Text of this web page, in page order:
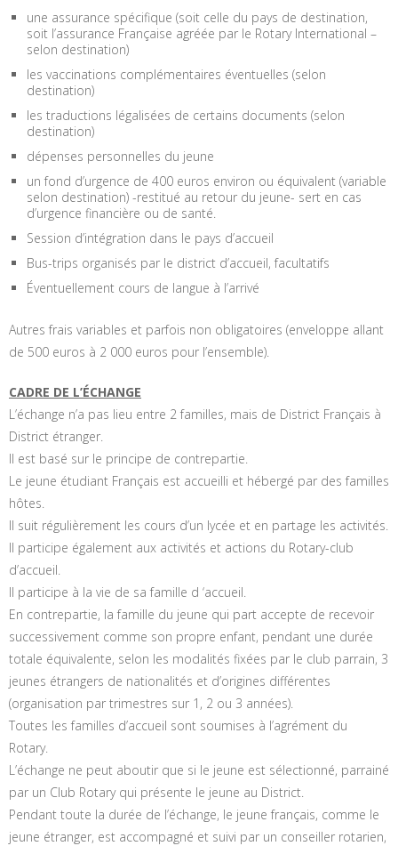
une assurance spécifique (soit celle du pays de destination,
soit l’assurance Française agréée par le Rotary International –
selon destination)
les vaccinations complémentaires éventuelles (selon
destination)
les traductions légalisées de certains documents (selon
destination)
dépenses personnelles du jeune
un fond d’urgence de 400 euros environ ou équivalent (variable
selon destination) -restitué au retour du jeune- sert en cas
d’urgence financière ou de santé.
Session d’intégration dans le pays d’accueil
Bus-trips organisés par le district d’accueil, facultatifs
Éventuellement cours de langue à l’arrivé
Autres frais variables et parfois non obligatoires (enveloppe allant
de 500 euros à 2 000 euros pour l’ensemble).
CADRE DE L’ÉCHANGE
L’échange n’a pas lieu entre 2 familles, mais de District Français à
District étranger.
Il est basé sur le principe de contrepartie.
Le jeune étudiant Français est accueilli et hébergé par des familles
hôtes.
Il suit régulièrement les cours d’un lycée et en partage les activités.
Il participe également aux activités et actions du Rotary-club
d’accueil.
Il participe à la vie de sa famille d ‘accueil.
En contrepartie, la famille du jeune qui part accepte de recevoir
successivement comme son propre enfant, pendant une durée
totale équivalente, selon les modalités fixées par le club parrain, 3
jeunes étrangers de nationalités et d’origines différentes
(organisation par trimestres sur 1, 2 ou 3 années).
Toutes les familles d’accueil sont soumises à l’agrément du
Rotary.
L’échange ne peut aboutir que si le jeune est sélectionné, parrainé
par un Club Rotary qui présente le jeune au District.
Pendant toute la durée de l’échange, le jeune français, comme le
jeune étranger, est accompagné et suivi par un conseiller rotarien,